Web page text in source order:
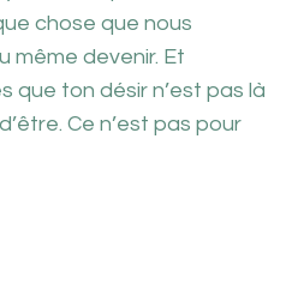
chose que nous
même devenir. Et
que ton désir n’est pas là
Ce n’est pas pour